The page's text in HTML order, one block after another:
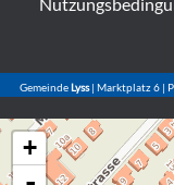
GemeindeLyss| Marktplatz 6 |